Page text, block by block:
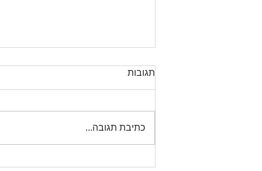
התזמון המתאים בבצוע עסקה
רמת המתאם בין הציפיות
השפעת ממד התזמון על כל אחד
מהצדדים בעת בצוע העסקה, הם...
תגובות
כתיבת תגובה...